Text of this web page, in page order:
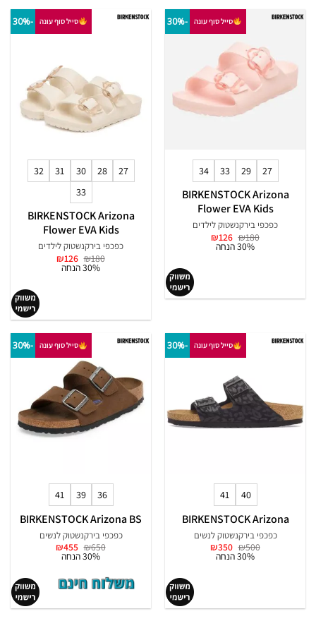
סייל סוף עונה -30%
27
29
33
34
BIRKENSTOCK Arizona
Flower EVA Kids
כפכפי בירקנשטוק לילדים
₪180 המחיר
המקורי
₪126 המחיר
30% הנחה
סייל סוף עונה -30%
27
28
30
31
32
33
BIRKENSTOCK Arizona
Flower EVA Kids
כפכפי בירקנשטוק לילדים
₪180 המחיר
המקורי
₪126 המחיר
30% הנחה
סייל סוף עונה -30%
40
41
BIRKENSTOCK Arizona
כפכפי בירקנשטוק לנשים
₪500 המחיר
המקורי
₪350 המחיר
30% הנחה
סייל סוף עונה -30%
36
39
41
BIRKENSTOCK Arizona BS
כפכפי בירקנשטוק לנשים
₪650 המחיר
המקורי
₪455 המחיר
30% הנחה